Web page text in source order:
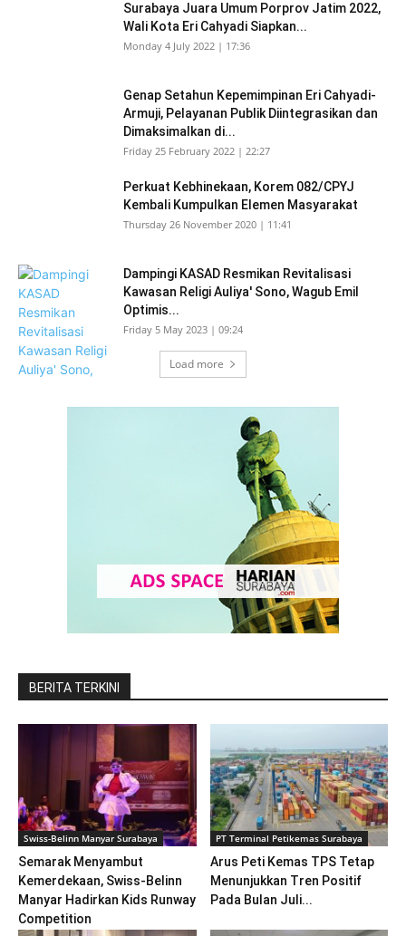
Surabaya Juara Umum Porprov Jatim 2022,
Wali Kota Eri Cahyadi Siapkan...
Monday 4 July 2022 | 17:36
Genap Setahun Kepemimpinan Eri Cahyadi-
Armuji, Pelayanan Publik Diintegrasikan dan
Dimaksimalkan di...
Friday 25 February 2022 | 22:27
Perkuat Kebhinekaan, Korem 082/CPYJ
Kembali Kumpulkan Elemen Masyarakat
Thursday 26 November 2020 | 11:41
Dampingi KASAD Resmikan Revitalisasi
Kawasan Religi Auliya' Sono, Wagub Emil
Optimis...
Friday 5 May 2023 | 09:24
Load more
BERITA TERKINI
Swiss-Belinn Manyar Surabaya
Semarak Menyambut
Kemerdekaan, Swiss-Belinn
Manyar Hadirkan Kids Runway
Competition
PT Terminal Petikemas Surabaya
Arus Peti Kemas TPS Tetap
Menunjukkan Tren Positif
Pada Bulan Juli...